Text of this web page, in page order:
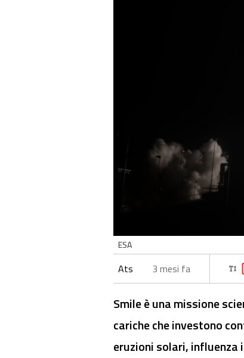
ESA
Ats 3 mesi fa
Smile è una missione
cariche che investono
eruzioni solari, influenza